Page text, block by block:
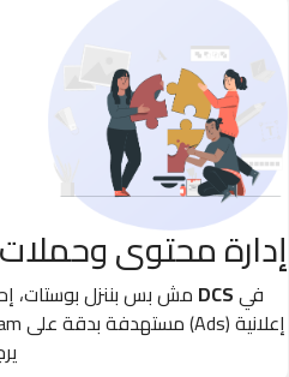
إدارة محتوى وحملات
فيDCS مش بس بننزل بوستات،